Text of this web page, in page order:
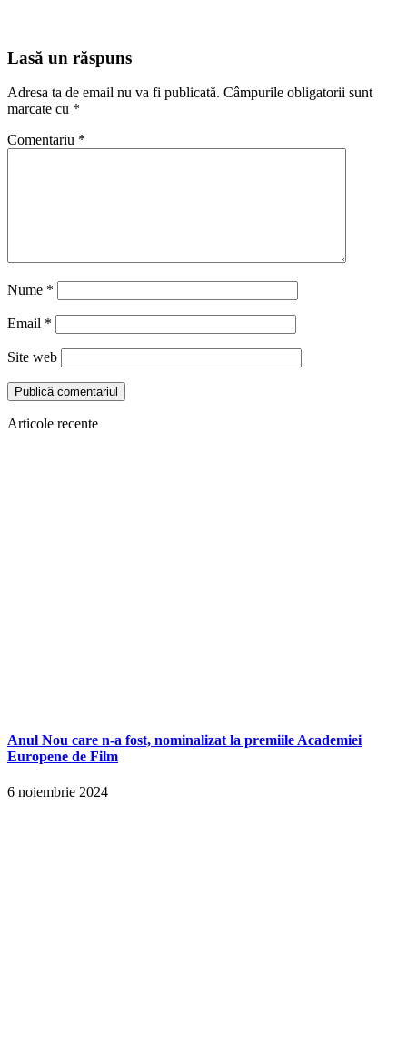
Lasă un răspuns
Adresa ta de email nu va fi publicată. Câmpurile obligatorii sunt
marcate cu *
Comentariu *
Nume *
Email *
Site web
Articole recente
Anul Nou care n-a fost, nominalizat la premiile Academiei
Europene de Film
6 noiembrie 2024